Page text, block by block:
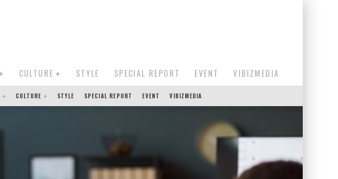
CULTURE STYLE SPECIAL REPORT EVENT VIBIZMEDIA
CULTURE STYLE SPECIAL REPORT EVENT VIBIZMEDIA